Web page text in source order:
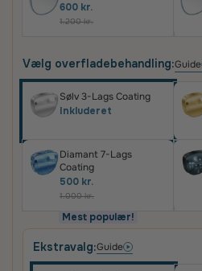
600 kr.
1.200 kr.
Vælg overfladebehandling:Guide
Sølv 3-Lags Coating
Inkluderet
Diamant 7-Lags
Coating
500 kr.
1.000 kr.
Mest populær!
Ekstravalg:Guide